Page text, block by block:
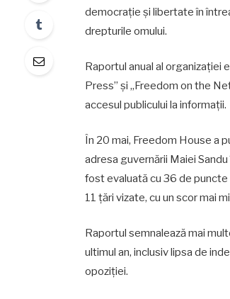
democrație și libertate în
drepturile omului.
Raportul anual al organizației
Press” și „Freedom on the
accesul publicului la informații.
În 20 mai, Freedom House a
adresa guvernării Maiei
fost evaluată cu 36 de
11 țări vizate, cu un scor mai
Raportul semnalează mai
ultimul an, inclusiv lipsa de
opoziției.